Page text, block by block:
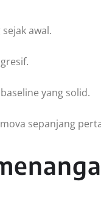
awal.
yang solid.
sepanjang